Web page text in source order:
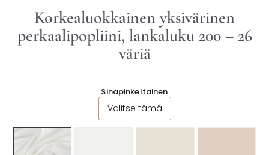
UUTTA VALIKOIMASSA
KAIKKI KANKAAT
SISUSTUSKANKAAT
LISENSOIDUT KANKAAT
Korkealuokkainen yksivärinen
perkaalipopliini, lankaluku 200 – 26
väriä
Sinapinkeltainen
Valitse tämä